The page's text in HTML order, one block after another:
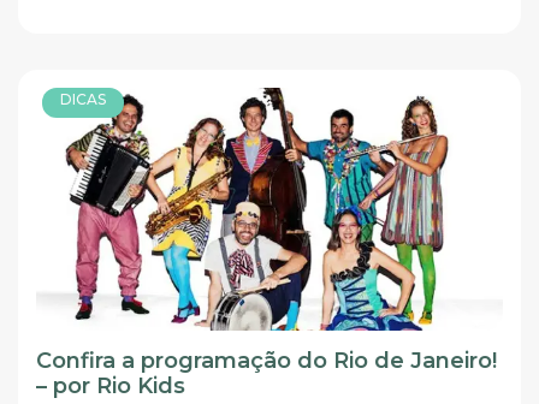
DICAS
Confira a programação do Rio de Janeiro!
– por Rio Kids